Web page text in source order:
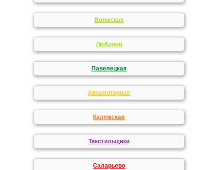
Волжская
Люблино
Павелецкая
Авиамоторная
Калужская
Текстильщики
Саларьево